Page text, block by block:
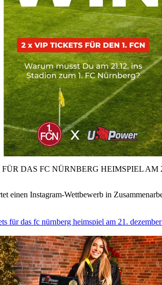
DAS FC NÜRNBERG HEIMSPIEL AM
einen Instagram-Wettbewerb in
für das fc nürnberg heimspiel am 21.